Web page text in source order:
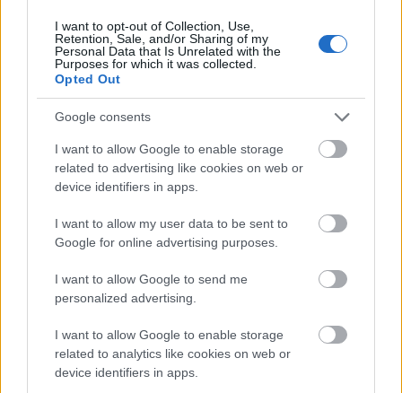
I want to opt-out of Collection, Use,
Retention, Sale, and/or Sharing of my
Personal Data that Is Unrelated with the
Purposes for which it was collected.
Opted Out
Google consents
I want to allow Google to enable storage
related to advertising like cookies on web or
device identifiers in apps.
I want to allow my user data to be sent to
Google for online advertising purposes.
I want to allow Google to send me
personalized advertising.
I want to allow Google to enable storage
related to analytics like cookies on web or
device identifiers in apps.